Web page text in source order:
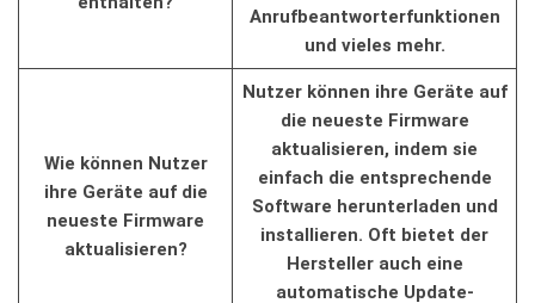
Anrufbeantworterfunktionen
und​ vieles mehr.
Wie können​ Nutzer
ihre Geräte auf ‌die⁣
neueste Firmware
aktualisieren?
Nutzer können ihre‍ Geräte‍ auf
die neueste Firmware
aktualisieren, ​indem ⁣sie
einfach die entsprechende
Software​ herunterladen‍ und
installieren. Oft bietet der
Hersteller⁣ auch eine
automatische Update-